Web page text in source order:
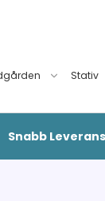
Stativ
Snabb Leverans